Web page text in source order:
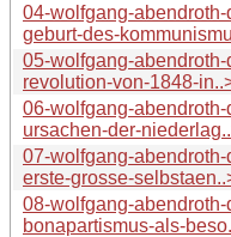
04-wolfgang-abendroth-
geburt-des-
05-wolfgang-abendroth-
revolution-von-1848-
06-wolfgang-abendroth-
ursachen-der-
07-wolfgang-abendroth-
erste-grosse-
08-wolfgang-abendroth-
bonapartismus-als-